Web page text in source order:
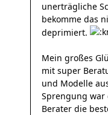
unerträgliche
bekomme das
deprimiert.
Mein großes
mit super
und Modelle
Sprengung
Berater die